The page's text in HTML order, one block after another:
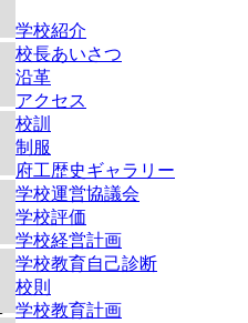
学校紹介
校長あいさつ
沿革
アクセス
校訓
制服
府工歴史ギャラリー
学校運営協議会
学校評価
学校経営計画
学校教育自己診断
校則
学校教育計画